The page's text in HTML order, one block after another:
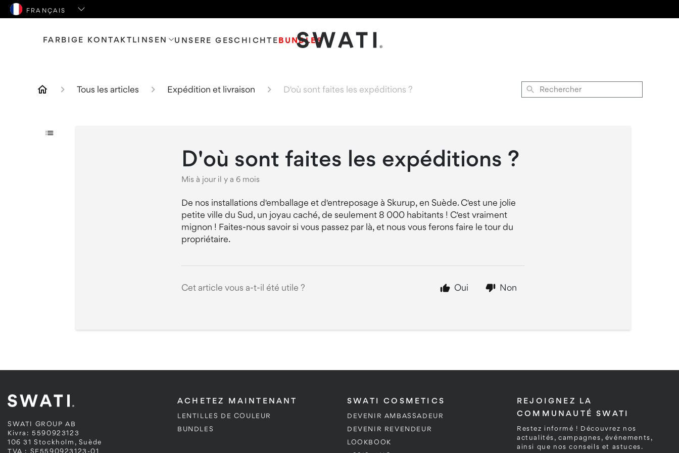
FARBIGE KONTAKTLINSEN UNSERE GESCHICHTEBUNDLES
Tous les articles Expédition et livraison D'où sont faites les expéditions ? Rechercher
D'où sont faites les expéditions ?
Mis à jour il y a 6 mois
De nos installations d'emballage et d'entreposage à Skurup, en Suède. C'est une jolie
petite ville du Sud, un joyau caché, de seulement 8 000 habitants ! C'est vraiment
mignon ! Faites-nous savoir si vous passez par là, et nous vous ferons faire le tour du
propriétaire.
Cet article vous a-t-il été utile ? Oui Non
SWATI GROUP AB
Kivra: 5590923123
106 31 Stockholm, Suède
TVA : SE5590923123-01
ACHETEZ MAINTENANT
LENTILLES DE COULEUR
BUNDLES
SWATI COSMETICS
DEVENIR AMBASSADEUR
DEVENIR REVENDEUR
LOOKBOOK
REJOIGNEZ LA
COMMUNAUTÉ SWATI
Restez informé ! Découvrez nos
actualités, campagnes, événements,
ainsi que nos conseils et astuces.